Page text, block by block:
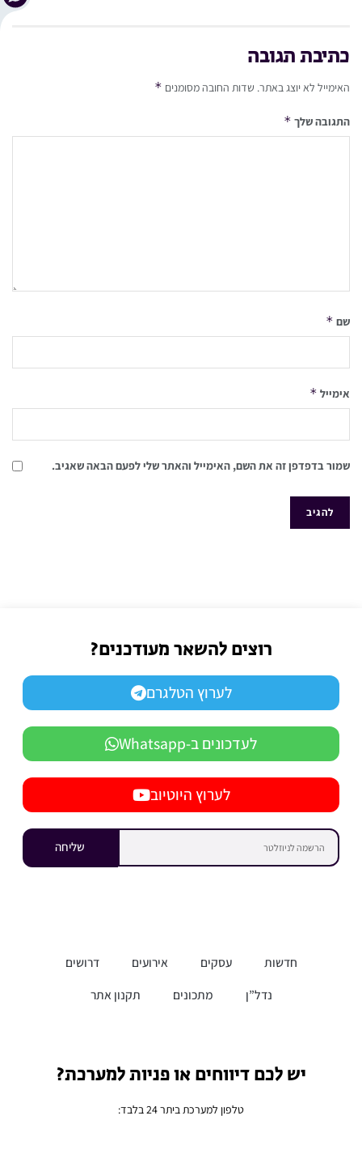
כתיבת תגובה
האימייל לא יוצג באתר. שדות החובה מסומנים *
התגובה שלך *
שם *
אימייל *
שמור בדפדפן זה את השם, האימייל והאתר שלי לפעם הבאה שאגיב.
רוצים להשאר מעודכנים?
לערוץ הטלגרם
לעדכונים ב-Whatsapp
לערוץ היוטיוב
שליחה
חדשות עסקים אירועים
דרושים
נדל”ן
מתכונים תקנון אתר
יש לכם דיווחים או פניות למערכת?
טלפון למערכת ביתר 24 בלבד: